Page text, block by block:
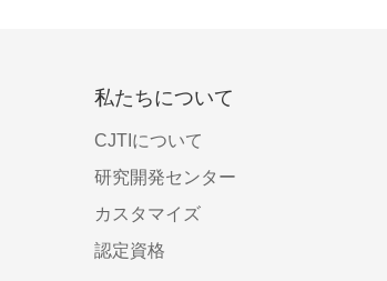
私たちについて
CJTIについて
研究開発センター
カスタマイズ
認定資格